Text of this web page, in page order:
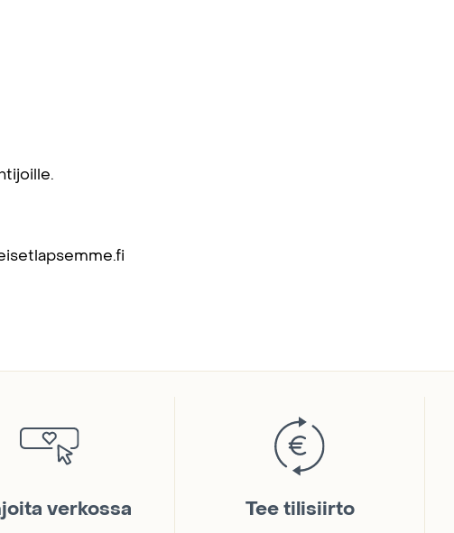
verkossa Tee tilisiirto